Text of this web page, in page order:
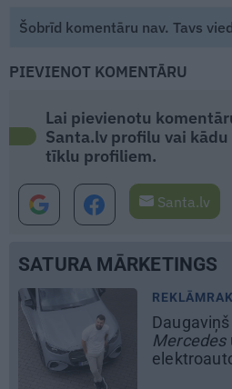
Šobrīd komentāru nav. Tavs
PIEVIENOT KOMENTĀRU
Lai pievienotu
Santa.lv profilu vai kādu
tīklu profiliem.
Santa.lv
SATURA MĀRKETINGS
MĀJA
Līga un
māju:
ienāk